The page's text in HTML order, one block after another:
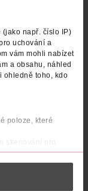
(jako např. číslo IP)
uchování a
vám mohli nabízet
a obsahu, náhled
ohledně toho, kdo
poloze, které
skenování pro
údaje, a nastavte
můžete kdykoliv
Precious Shine 60
99.90 Kč